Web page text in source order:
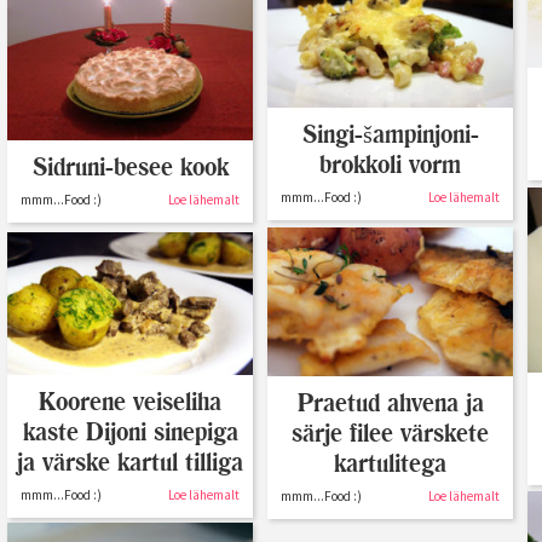
Singi-šampinjoni-
brokkoli vorm
mmm...Food :) Loe lähemalt
Sidruni-besee kook
mmm...Food :) Loe lähemalt
Praetud ahvena ja
särje filee värskete
kartulitega
mmm...Food :) Loe lähemalt
Koorene veiseliha
kaste Dijoni sinepiga
ja värske kartul tilliga
mmm...Food :) Loe lähemalt